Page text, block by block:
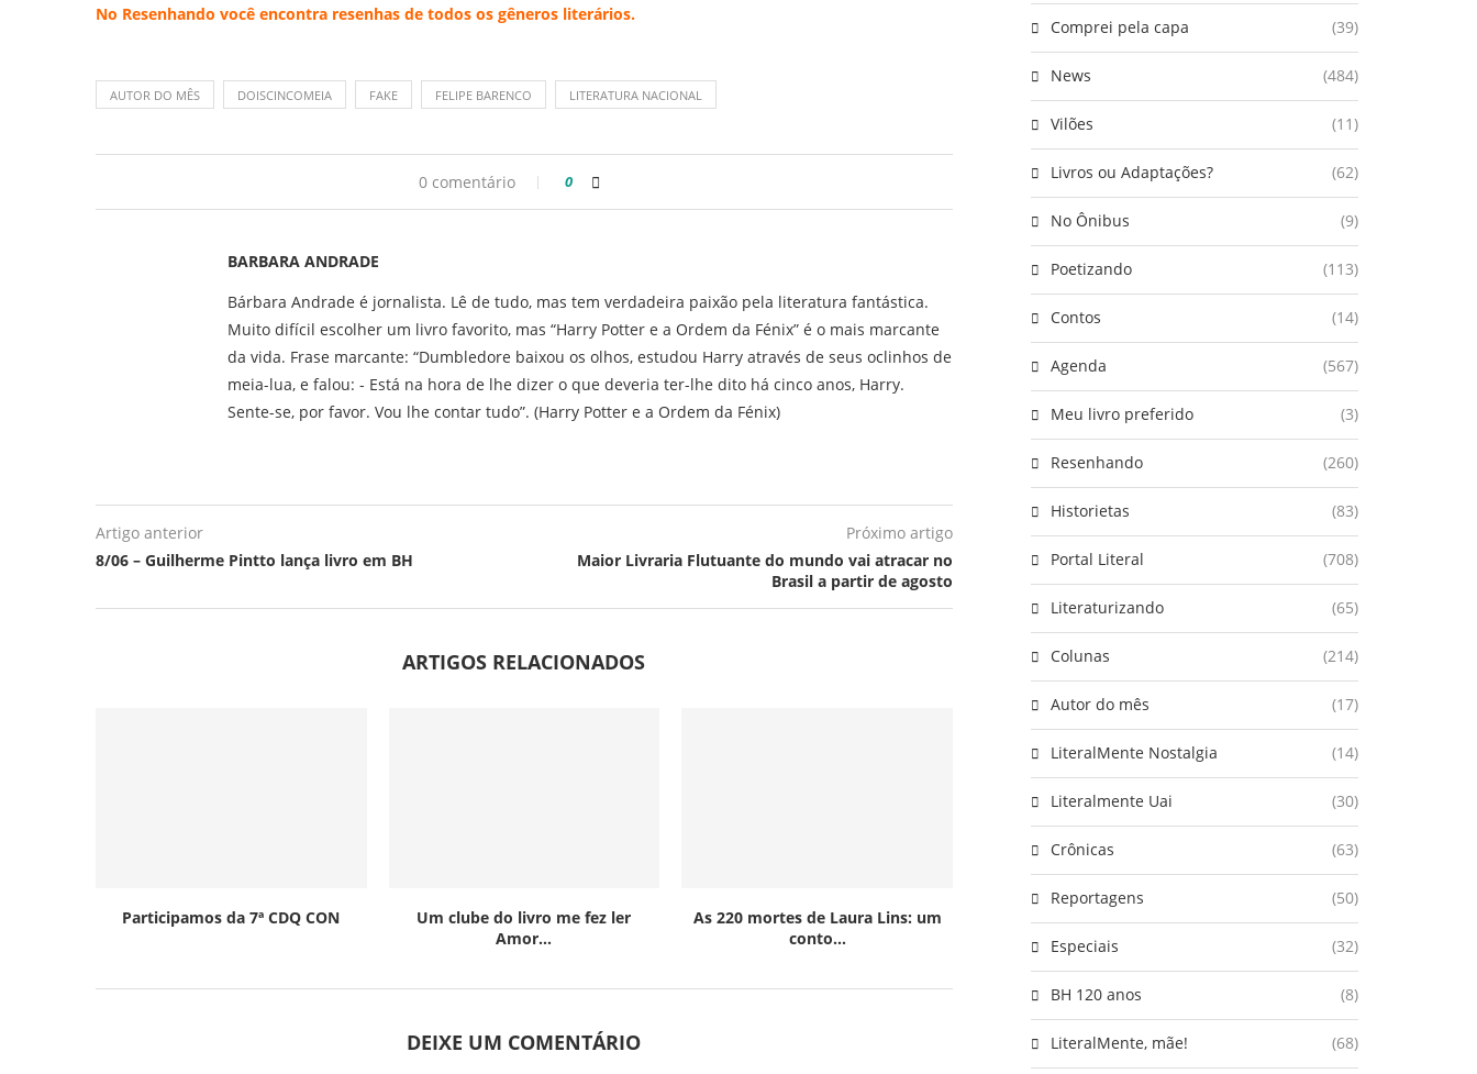
No Resenhando você encontra resenhas de todos os gêneros literários.
AUTOR DO MÊS DOISCINCOMEIA FAKE FELIPE BARENCO LITERATURA NACIONAL
0 comentário 0
BARBARA ANDRADE
Bárbara Andrade é jornalista. Lê de tudo, mas tem verdadeira paixão pela literatura fantástica.
Muito difícil escolher um livro favorito, mas “Harry Potter e a Ordem da Fénix” é o mais marcante
da vida. Frase marcante: “Dumbledore baixou os olhos, estudou Harry através de seus oclinhos de
meia-lua, e falou: - Está na hora de lhe dizer o que deveria ter-lhe dito há cinco anos, Harry.
Sente-se, por favor. Vou lhe contar tudo”. (Harry Potter e a Ordem da Fénix)
Artigo anterior
8/06 – Guilherme Pintto lança livro em BH
Próximo artigo
Maior Livraria Flutuante do mundo vai atracar no
Brasil a partir de agosto
ARTIGOS RELACIONADOS
Participamos da 7ª CDQ CON
Um clube do livro me fez ler
Amor...
As 220 mortes de Laura Lins: um
conto...
DEIXE UM COMENTÁRIO
Comprei pela capa (39)
News (484)
Vilões (11)
Livros ou Adaptações? (62)
No Ônibus (9)
Poetizando (113)
Contos (14)
Agenda (567)
Meu livro preferido (3)
Resenhando (260)
Historietas (83)
Portal Literal (708)
Literaturizando (65)
Colunas (214)
Autor do mês (17)
LiteralMente Nostalgia (14)
Literalmente Uai (30)
Crônicas (63)
Reportagens (50)
Especiais (32)
BH 120 anos (8)
LiteralMente, mãe! (68)